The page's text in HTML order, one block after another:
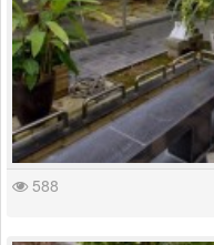
588